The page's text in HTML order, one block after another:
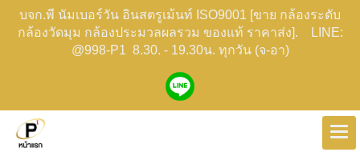
บจก.พี นัมเบอร์วัน อินสตรูเม้นท์ ISO9001 [ขาย กล้องระดับ
กล้องวัดมุม กล้องประมวลผลรวม ของแท้ ราคาส่ง]. LINE:
@998-P1 8.30. - 19.30น. ทุกวัน (จ-อา)